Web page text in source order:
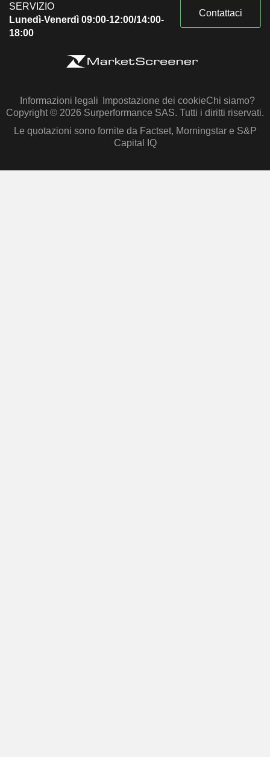
SERVIZIO
Lunedì-Venerdì 09:00-12:00/14:00-
18:00
Contattaci
Informazioni legali Impostazione dei cookieChi siamo?
Copyright © 2026 Surperformance SAS. Tutti i diritti riservati.
Le quotazioni sono fornite da Factset, Morningstar e S&P
Capital IQ